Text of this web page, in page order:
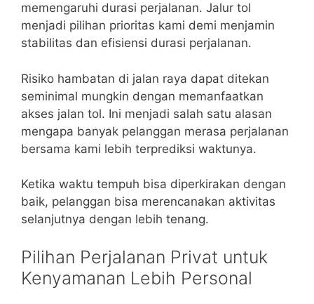
memengaruhi durasi perjalanan. Jalur tol
menjadi pilihan prioritas kami demi menjamin
stabilitas dan efisiensi durasi perjalanan.
Risiko hambatan di jalan raya dapat ditekan
seminimal mungkin dengan memanfaatkan
akses jalan tol. Ini menjadi salah satu alasan
mengapa banyak pelanggan merasa perjalanan
bersama kami lebih terprediksi waktunya.
Ketika waktu tempuh bisa diperkirakan dengan
baik, pelanggan bisa merencanakan aktivitas
selanjutnya dengan lebih tenang.
Pilihan Perjalanan Privat untuk
Kenyamanan Lebih Personal